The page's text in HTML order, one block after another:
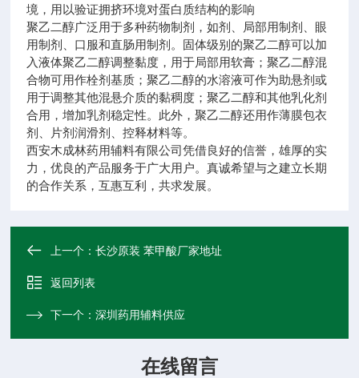
境，用以验证拥挤环境对蛋白质结构的影响
聚乙二醇广泛用于多种药物制剂，如剂、局部用制剂、眼
用制剂、口服和直肠用制剂。固体级别的聚乙二醇可以加
入液体聚乙二醇调整黏度，用于局部用软膏；聚乙二醇混
合物可用作栓剂基质；聚乙二醇的水溶液可作为助悬剂或
用于调整其他混悬介质的黏稠度；聚乙二醇和其他乳化剂
合用，增加乳剂稳定性。此外，聚乙二醇还用作薄膜包衣
剂、片剂润滑剂、控释材料等。
西安木成林药用辅料有限公司凭借良好的信誉，雄厚的实
力，优良的产品服务于广大用户。真诚希望与之建立长期
的合作关系，互惠互利，共求发展。
上一个：长沙原装 苯甲酸厂家地址
返回列表
下一个：深圳药用辅料供应
在线留言